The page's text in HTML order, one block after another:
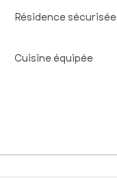
Résidence sécurisée
Cuisine équipée